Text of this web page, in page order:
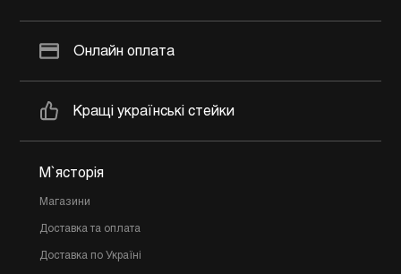
Онлайн оплата
Кращі українські стейки
М`ясторія
Магазини
Доставка та оплата
Доставка по Україні